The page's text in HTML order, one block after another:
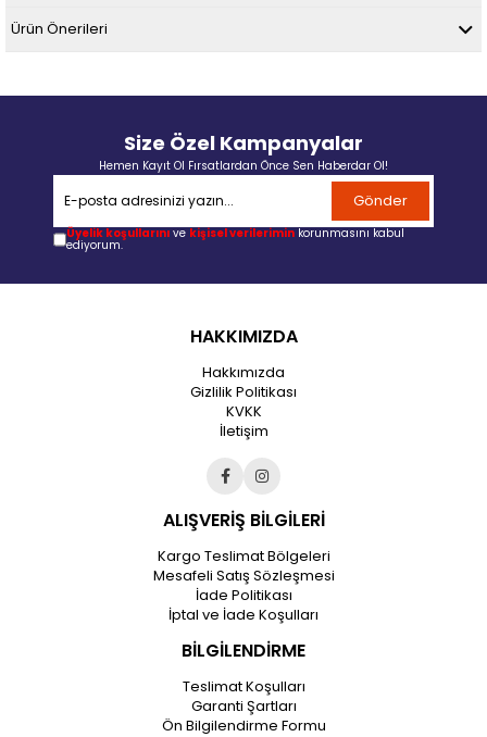
Ürün Önerileri
Size Özel Kampanyalar
Hemen Kayıt Ol Fırsatlardan Önce Sen Haberdar Ol!
Gönder
Üyelik koşullarını ve kişisel verilerimin korunmasını kabul
ediyorum.
HAKKIMIZDA
Hakkımızda
Gizlilik Politikası
KVKK
İletişim
ALIŞVERİŞ BİLGİLERİ
Kargo Teslimat Bölgeleri
Mesafeli Satış Sözleşmesi
İade Politikası
İptal ve İade Koşulları
BİLGİLENDİRME
Teslimat Koşulları
Garanti Şartları
Ön Bilgilendirme Formu